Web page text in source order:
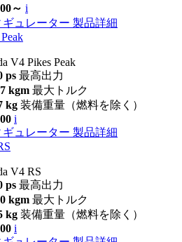
～ i
ギュレーター 製品詳細
V4 Pikes Peak
ps 最高出力
kgm 最大トルク
kg 装備重量（燃料を除く）
i
ギュレーター 製品詳細
V4 RS
ps 最高出力
kgm 最大トルク
kg 装備重量（燃料を除く）
i